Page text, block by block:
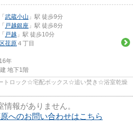
「 武蔵小山 」駅 徒歩9分
「 戸越銀座 」駅 徒歩8分
「 戸越 」駅 徒歩10分
荏原 ４丁目
年
地下1階
ロック☆宅配ボックス☆追い焚き☆浴室乾燥
情報がありません。
へのお問い合わせはこちら